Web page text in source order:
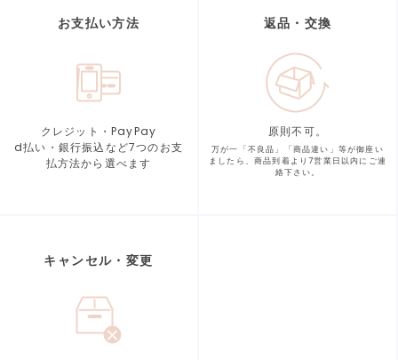
お支払い方法
クレジット・PayPay
d払い・銀行振込など7つのお支
払方法から選べます
返品・交換
原則不可。
万が一「不良品」「商品違い」等が御座い
ましたら、商品到着より7営業日以内にご連
絡下さい。
キャンセル・変更